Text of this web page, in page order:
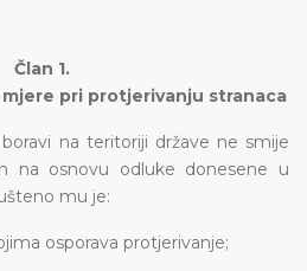
Član 1.
pri protjerivanju stranaca
na teritoriji države ne smije
na osnovu odluke donesene u
mu je:
osporava protjerivanje;